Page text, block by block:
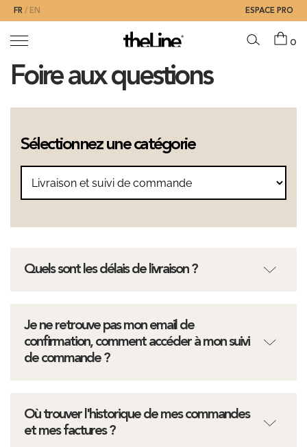
FR EN ESPACE PRO
0
Foire aux questions
Sélectionnez une catégorie
Quels sont les délais de livraison ?
Je ne retrouve pas mon email de
confirmation, comment accéder à mon suivi
de commande ?
Où trouver l'historique de mes commandes
et mes factures ?